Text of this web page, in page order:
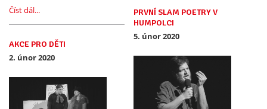
Číst dál...
PRVNÍ SLAM POETRY V
HUMPOLCI
5. únor 2020
AKCE PRO DĚTI
2. únor 2020